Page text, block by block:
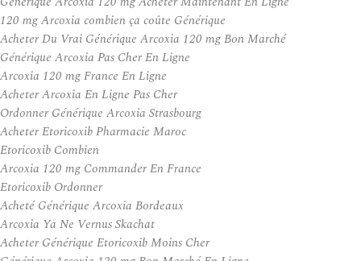
120 mg Arcoxia combien ça coûte Générique
Acheter Du Vrai Générique Arcoxia 120 mg Bon Marché
Générique Arcoxia Pas Cher En Ligne
Arcoxia 120 mg France En Ligne
Acheter Arcoxia En Ligne Pas Cher
Ordonner Générique Arcoxia Strasbourg
Acheter Etoricoxib Pharmacie Maroc
Etoricoxib Combien
Arcoxia 120 mg Commander En France
Etoricoxib Ordonner
Acheté Générique Arcoxia Bordeaux
Arcoxia Ya Ne Vernus Skachat
Acheter Générique Etoricoxib Moins Cher